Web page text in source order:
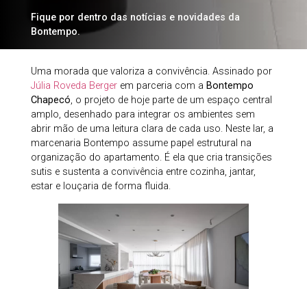
Fique por dentro das notícias e novidades da
Bontempo.
Uma morada que valoriza a convivência. Assinado por
Júlia Roveda Bergerem parceria com a Bontempo
Chapecó, o projeto de hoje parte de um espaço central
amplo, desenhado para integrar os ambientes sem
abrir mão de uma leitura clara de cada uso. Neste lar, a
marcenaria Bontempo assume papel estrutural na
organização do apartamento. É ela que cria transições
sutis e sustenta a convivência entre cozinha, jantar,
estar e louçaria de forma fluida.